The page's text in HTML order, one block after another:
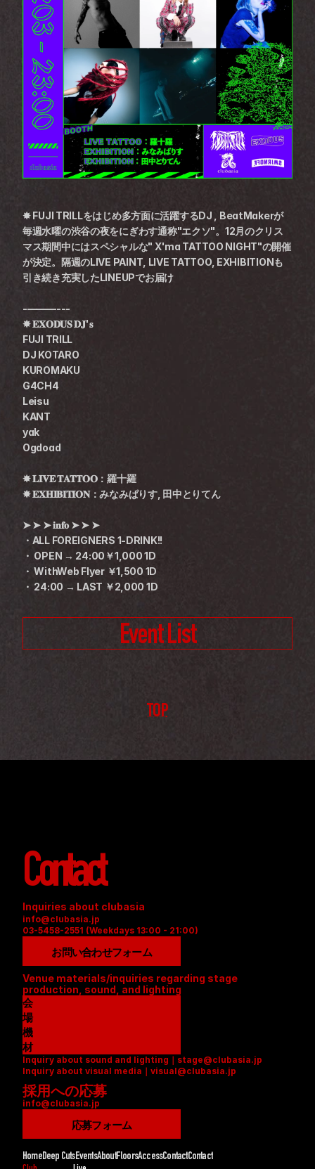
✸ FUJI TRILLをはじめ多方面に活躍するDJ , BeatMakerが
毎週水曜の渋谷の夜をにぎわす通称"エクソ"。12月のクリス
マス期間中にはスペシャルな" X'ma TATTOO NIGHT"の開催
が決定。隔週のLIVE PAINT, LIVE TATTOO, EXHIBITIONも
引き続き充実したLINEUPでお届け
-———---
✸ 𝐄𝐗𝐎𝐃𝐔𝐒 𝐃𝐉'𝐬
FUJI TRILL
DJ KOTARO
KUROMAKU
G4CH4
Leisu
KANT
yak
Ogdoad
✸ 𝐋𝐈𝐕𝐄 𝐓𝐀𝐓𝐓𝐎𝐎：羅十羅
✸ 𝐄𝐗𝐇𝐈𝐁𝐈𝐓𝐈𝐎𝐍：みなみぱりす, 田中とりてん
➤ ➤ ➤ 𝐢𝐧𝐟𝐨 ➤ ➤ ➤
・ALL FOREIGNERS 1-DRINK!!
・ OPEN → 24:00￥1,000 1D
・ WithWeb Flyer ￥1,500 1D
・ 24:00 → LAST ￥2,000 1D
Event List
TOP
Contact
Inquiries about clubasia
info@clubasia.jp
03-5458-2551 (Weekdays 13:00 - 21:00)
お問い合わせフォーム
Venue materials/inquiries regarding stage
production, sound, and lighting
会
場
資
料
(
P
D
F
機
材
リ
ス
ト
(
D
F
)
Inquiry about sound and lighting｜stage@clubasia.jp
Inquiry about visual media｜visual@clubasia.jp
採用への応募
info@clubasia.jp
応募フォーム
HomeDeep CutsEventsAboutFloorsAccessContactContact